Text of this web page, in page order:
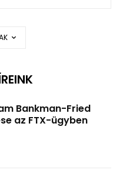
Bankman-Fried
az FTX-ügyben